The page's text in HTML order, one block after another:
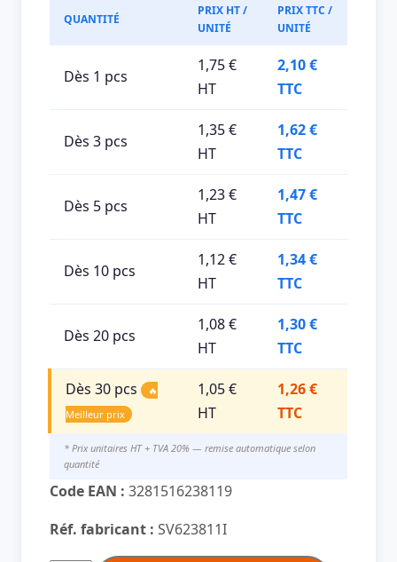
QUANTITÉ
PRIX HT /
UNITÉ
PRIX TTC /
UNITÉ
Dès 1 pcs
1,75 €
HT
2,10 €
TTC
Dès 3 pcs
1,35 €
HT
1,62 €
TTC
Dès 5 pcs
1,23 €
HT
1,47 €
TTC
Dès 10 pcs
1,12 €
HT
1,34 €
TTC
Dès 20 pcs
1,08 €
HT
1,30 €
TTC
Dès 30 pcs
🔥
Meilleur prix
1,05 €
HT
1,26 €
TTC
* Prix unitaires HT + TVA 20% — remise automatique selon
quantité
Code EAN : 3281516238119
Réf. fabricant : SV623811I